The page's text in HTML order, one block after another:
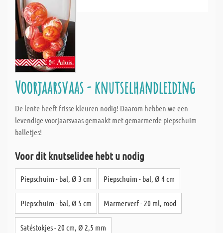
Voorjaarsvaas - knutselhandleiding
De lente heeft frisse kleuren nodig! Daarom hebben we een
levendige voorjaarsvaas gemaakt met gemarmerde piepschuim
balletjes!
Voor dit knutselidee hebt u nodig
Piepschuim - bal, Ø 3 cm Piepschuim - bal, Ø 4 cm
Piepschuim - bal, Ø 5 cm Marmerverf - 20 ml, rood
Satéstokjes - 20 cm, Ø 2,5 mm